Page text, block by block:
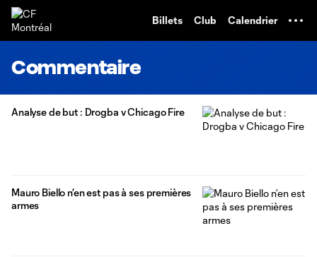
Billets Club Calendrier
Commentaire
Analyse de but : Drogba v Chicago Fire
Mauro Biello n’en est pas à ses premières
armes